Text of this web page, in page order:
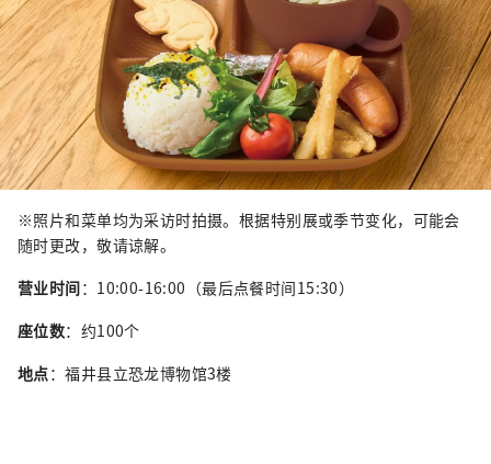
※照片和菜单均为采访时拍摄。根据特别展或季节变化，可能会
随时更改，敬请谅解。
营业时间：10:00-16:00（最后点餐时间15:30）
座位数：约100个
地点：福井县立恐龙博物馆3楼